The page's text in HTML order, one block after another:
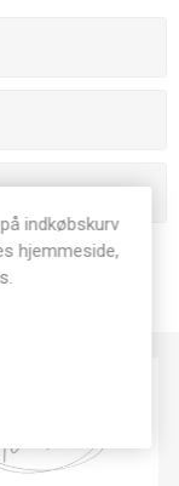
indkøbskurv
hjemmeside,